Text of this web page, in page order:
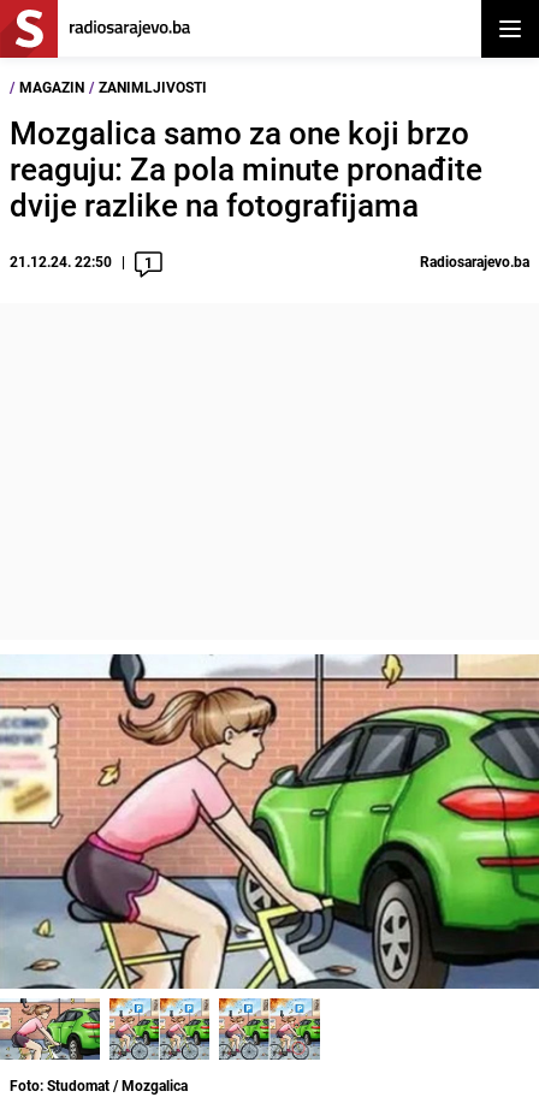
/ MAGAZIN / ZANIMLJIVOSTI
Mozgalica samo za one koji brzo
reaguju: Za pola minute pronađite
dvije razlike na fotografijama
21.12.24. 22:50 1 Radiosarajevo.ba
Foto: Studomat / Mozgalica